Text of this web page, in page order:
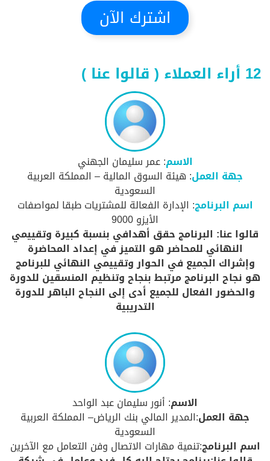
اشترك الآن
12 أراء العملاء ( قالوا عنا )
الاسم: عمر سليمان الجهني
جهة العمل: هيئة السوق المالية – المملكة العربية
السعودية
اسم البرنامج: الإدارة الفعالة للمشتريات طبقا لمواصفات
الأيزو 9000
قالوا عنا: البرنامج حقق أهدافي بنسبة كبيرة وتقييمي
النهائي للمحاضر هو التميز في إعداد المحاضرة
وإشراك الجميع في الحوار وتقييمي النهائي للبرنامج
هو نجاح البرنامج مرتبط بنجاح وتنظيم المنسقين للدورة
والحضور الفعال للجميع أدى إلى النجاح الباهر للدورة
التدريبية
الاسم: أنور سليمان عبد الواحد
جهة العمل:المدير المالي بنك الرياض– المملكة العربية
السعودية
اسم البرنامج:تنمية مهارات الاتصال وفن التعامل مع الآخرين